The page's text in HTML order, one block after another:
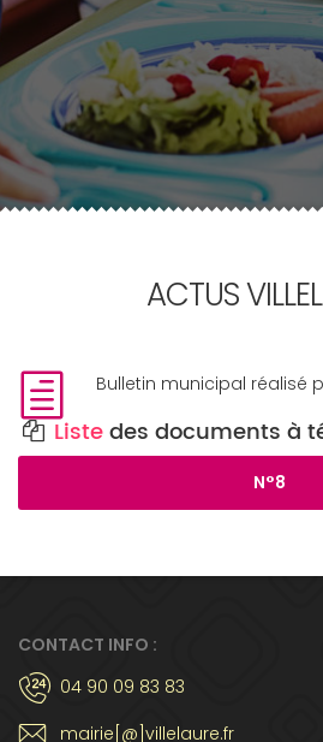
ACTUS
Bulletin municipal réalisé
Listedes documents à
N°8
CONTACT INFO :
04 90 09 83 83
mairie[@]villelaure.fr